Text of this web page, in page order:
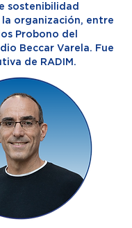
sostenibilidad
organización, entre
Probono del
Beccar Varela. Fue
de RADIM.